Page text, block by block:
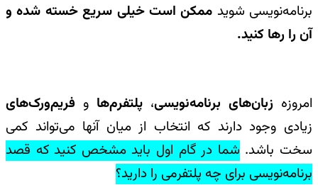
برنامه‌نویسی شوید ممکن است خیلی سریع خسته شده و
آن را رها کنید.
امروزه زبان‌های برنامه‌نویسی، پلتفرم‌ها و فریم‌ورک‌های
زیادی وجود دارند که انتخاب از میان آنها می‌تواند کمی
سخت باشد. شما در گام اول باید مشخص کنید که قصد
برنامه‌نویسی برای چه پلتفرمی را دارید؟